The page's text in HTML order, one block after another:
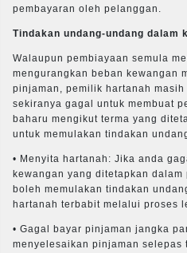
pembayaran oleh pelanggan.
Tindakan undang-undang dalam
Walaupun pembiayaan semula
mengurangkan beban kewangan
pinjaman, pemilik hartanah
sekiranya gagal untuk membuat
baharu mengikut terma yang
untuk memulakan tindakan
• Menyita hartanah: Jika anda
kewangan yang ditetapkan
boleh memulakan tindakan
hartanah terbabit melalui proses
• Gagal bayar pinjaman jangka
menyelesaikan pinjaman selepas